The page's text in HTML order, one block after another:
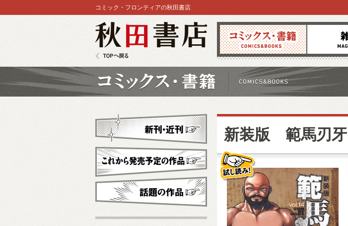
コミックス 雑誌
コミック・フロンティアの秋田書店
新装版 範馬刃牙
試し読み！
新刊・近刊
これから発売予定